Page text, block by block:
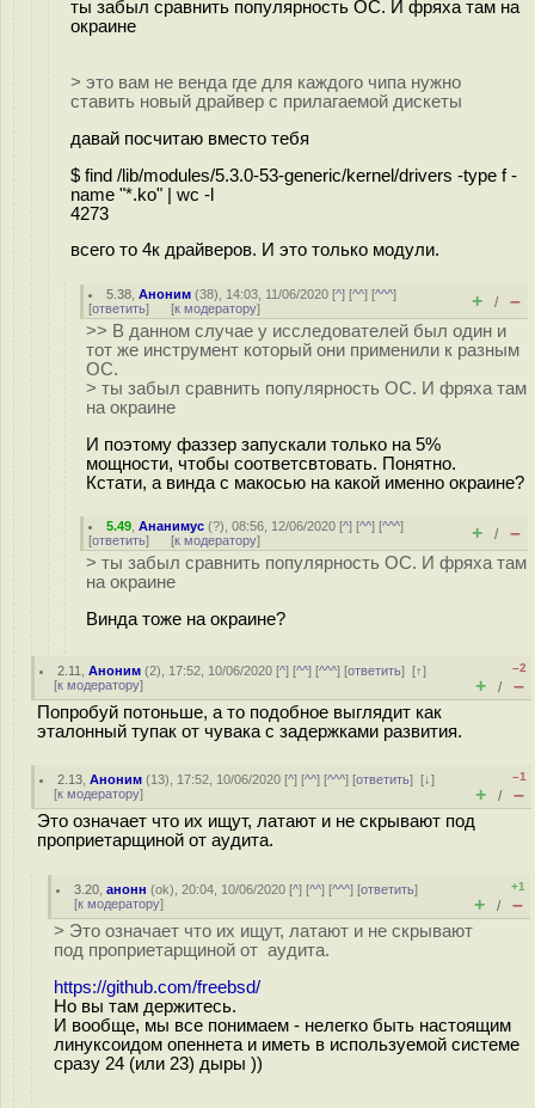
ты забыл сравнить популярность ОС. И фряха там на
окраине
> это вам не венда где для каждого чипа нужно
ставить новый драйвер с прилагаемой дискеты
давай посчитаю вместо тебя
$ find /lib/modules/5.3.0-53-generic/kernel/drivers -type f -
name "*.ko" | wc -l
4273
всего то 4к драйверов. И это только модули.
5.38 ,Аноним (38), 14:03, 11/06/2020 [^] [^^] [^^^]
[ответить] [к модератору] + / –
>> В данном случае у исследователей был один и
тот же инструмент который они применили к разным
ОС.
> ты забыл сравнить популярность ОС. И фряха там
на окраине
И поэтому фаззер запускали только на 5%
мощности, чтобы соответсвтовать. Понятно.
Кстати, а винда с макосью на какой именно окраине?
5.49 ,Ананимус (?), 08:56, 12/06/2020 [^] [^^] [^^^]
[ответить] [к модератору] + / –
> ты забыл сравнить популярность ОС. И фряха там
на окраине
Винда тоже на окраине?
2.11 ,Аноним (2), 17:52, 10/06/2020 [^] [^^] [^^^] [ответить][↑]
[к модератору]
–2
+ / –
Попробуй потоньше, а то подобное выглядит как
эталонный тупак от чувака с задержками развития.
2.13 ,Аноним (13), 17:52, 10/06/2020 [^] [^^] [^^^] [ответить][↓]
[к модератору]
–1
+ / –
Это означает что их ищут, латают и не скрывают под
проприетарщиной от аудита.
3.20 ,анонн (ok), 20:04, 10/06/2020 [^] [^^] [^^^] [ответить]
[к модератору]
+1
+ / –
> Это означает что их ищут, латают и не скрывают
под проприетарщиной от аудита.
https://github.com/freebsd/
Но вы там держитесь.
И вообще, мы все понимаем - нелегко быть настоящим
линуксоидом опеннета и иметь в используемой системе
сразу 24 (или 23) дыры ))